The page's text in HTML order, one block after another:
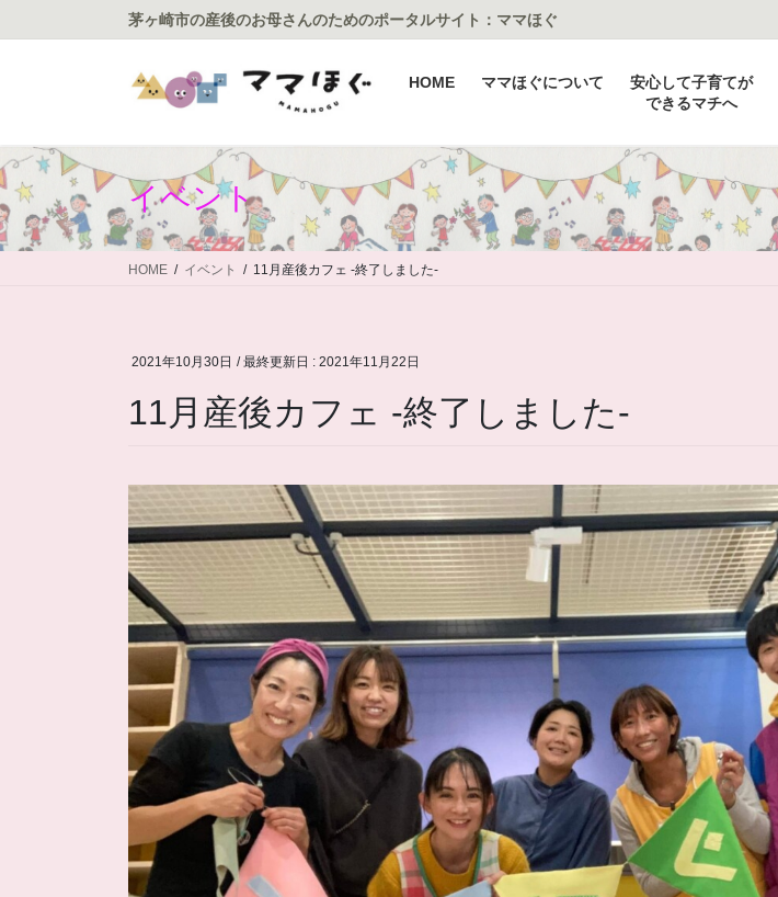
ン
に
移
動
ビ
ョ
ン
に
移
動
茅ヶ崎市の産後のお母さんのためのポータルサイト：ママほぐ
HOME ママほぐについて
安心して子育てが
できるマチへ
イベント
HOME イベント 11月産後カフェ -終了しました-
2021年10月30日 / 最終更新日 : 2021年11月22日
11月産後カフェ -終了しました-